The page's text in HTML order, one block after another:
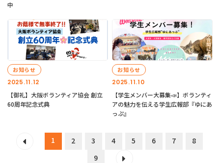
中
2025.11.12
お知らせ
【御礼】大阪ボランティア協会 創立
60周年記念式典
2025.11.10
お知らせ
【学生メンバー大募集📣】ボランティ
アの魅力を伝える学生広報部『ゆにあ
っぷ』
1 2 3 4 5 6 7
8
9